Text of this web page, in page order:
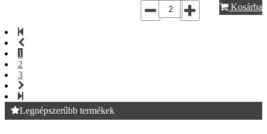
Kosárba
1
2
3
Legnépszerűbb termékek